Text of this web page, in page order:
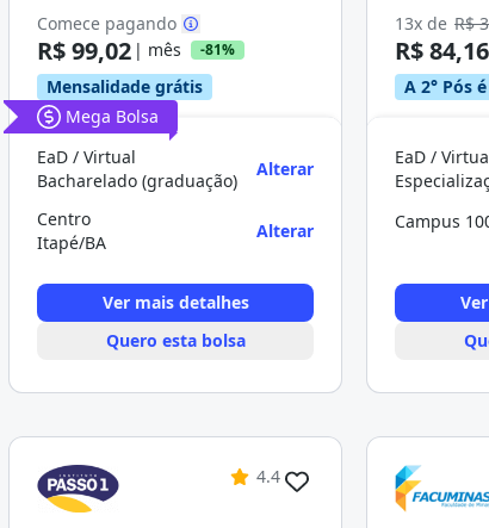
Comece pagando
R$ 99,02 | mês -81%
Mensalidade grátis
Mega Bolsa
EaD / Virtual
Bacharelado (graduação)
Alterar
Centro
Itapé/BA
Alterar
Ver mais detalhes
Quero esta bolsa
13x de R$
R$ 84,16
A 2° Pós
EaD /
Campus
4.4